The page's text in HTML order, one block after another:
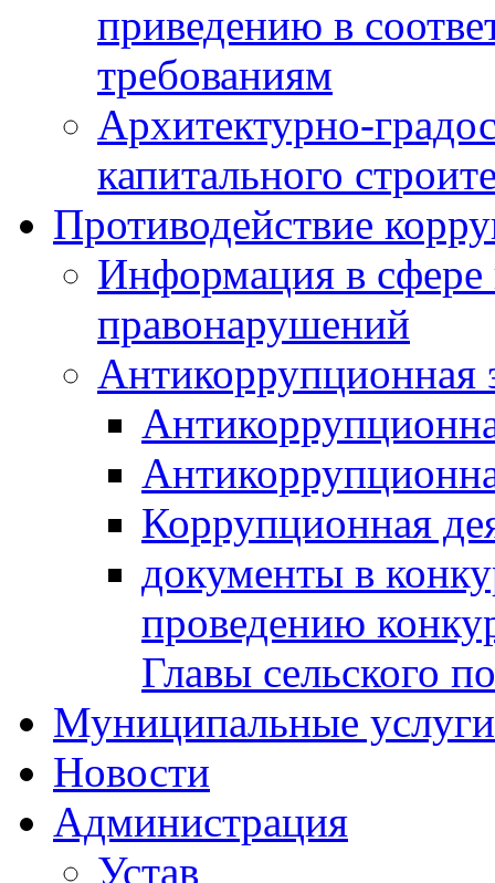
приведению в
требованиям
Архитектурно-
капитального
Противодействие
Информация в сфере
правонарушений
Антикоррупционная
Коррупционная
документы в
проведению
Главы сельского
Муниципальные
Новости
Администрация
Устав